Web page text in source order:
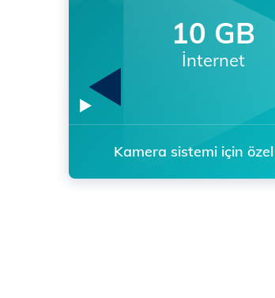
10 GB
İnternet
Kamera sistemi için